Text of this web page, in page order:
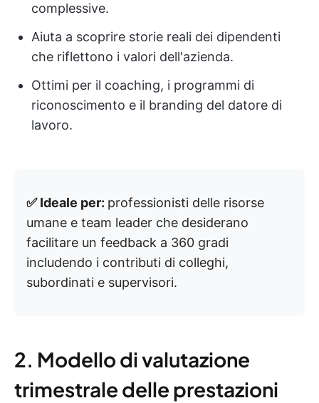
complessive.
Aiuta a scoprire storie reali dei dipendenti
che riflettono i valori dell'azienda.
Ottimi per il coaching, i programmi di
riconoscimento e il branding del datore di
lavoro.
✅ Ideale per: professionisti delle risorse
umane e team leader che desiderano
facilitare un feedback a 360 gradi
includendo i contributi di colleghi,
subordinati e supervisori.
2. Modello di valutazione
trimestrale delle prestazioni